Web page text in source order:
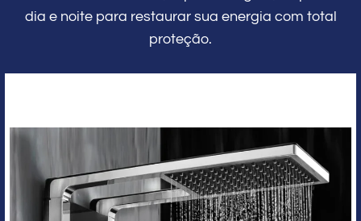
dia e noite para restaurar sua energia com total
proteção.